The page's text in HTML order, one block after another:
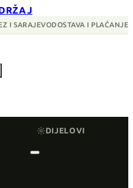
I SARAJEVODOSTAVA I PLAĆANJE
DIJELOVI